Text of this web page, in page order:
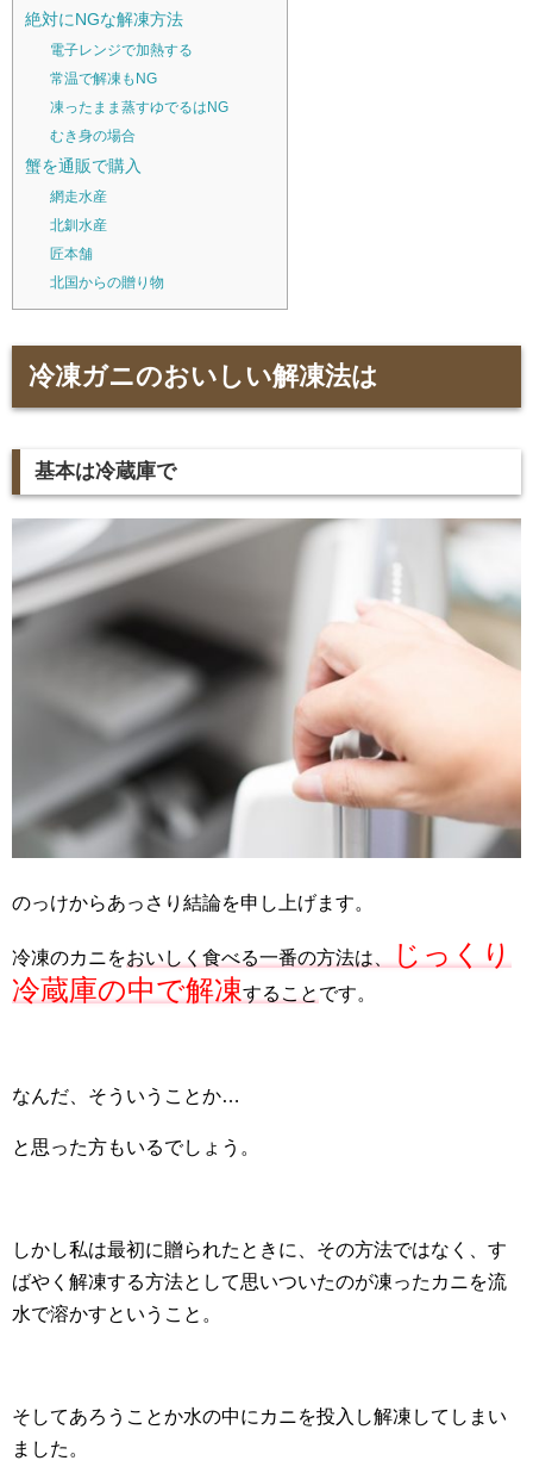
絶対にNGな解凍方法
電子レンジで加熱する
常温で解凍もNG
凍ったまま蒸すゆでるはNG
むき身の場合
蟹を通販で購入
網走水産
北釧水産
匠本舗
北国からの贈り物
冷凍ガニのおいしい解凍法は
基本は冷蔵庫で
のっけからあっさり結論を申し上げます。
冷凍のカニをおいしく食べる一番の方法は、
じっくり
冷蔵庫の中で解凍すること です。
なんだ、そういうことか…
と思った方もいるでしょう。
しかし私は最初に贈られたときに、その方法ではなく、す
ばやく解凍する方法として思いついたのが凍ったカニを流
水で溶かすということ。
そしてあろうことか水の中にカニを投入し解凍してしまい
ました。